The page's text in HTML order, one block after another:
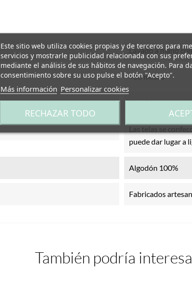
Lavado a mano
+36 meses
80 x 80 cm
Las telas se
puede dar lugar a
Algodón 100%
Fabricados
También podría
Este sitio web utiliza cookies propias y de terceros para
servicios y mostrarle publicidad relacionada con sus
mediante el análisis de sus hábitos de navegación. Para
consentimiento sobre su uso pulse el botón "Acepto".
Más información Personalizar cookies
RECHAZAR TODO